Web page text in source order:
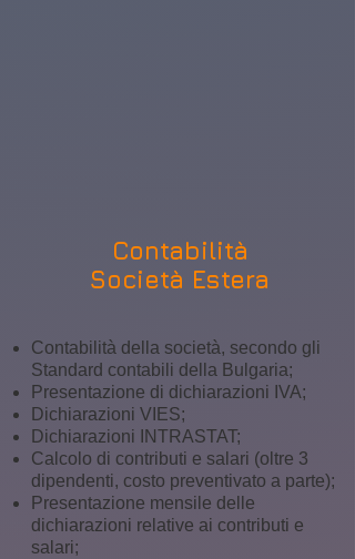
Contabilità
Società Estera
Contabilità della società, secondo gli
Standard contabili della Bulgaria;
Presentazione di dichiarazioni IVA;
Dichiarazioni VIES;
Dichiarazioni INTRASTAT;
Calcolo di contributi e salari (oltre 3
dipendenti, costo preventivato a parte);
Presentazione mensile delle
dichiarazioni relative ai contributi e
salari;